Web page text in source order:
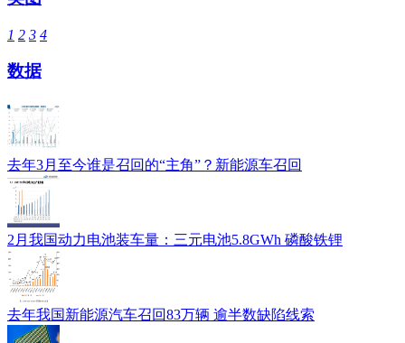
1 2 3 4
数据
去年3月至今谁是召回的“主角”？新能源车召回
2月我国动力电池装车量：三元电池5.8GWh 磷酸铁锂
去年我国新能源汽车召回83万辆 逾半数缺陷线索